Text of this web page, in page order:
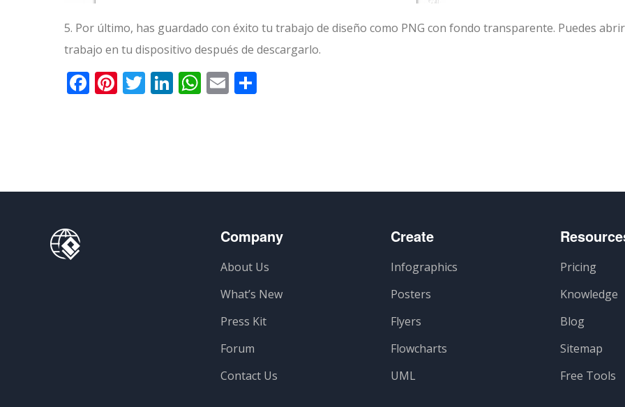
5. Por último, has guardado con éxito tu trabajo de diseño como PNG con fondo transparente. Puedes
trabajo en tu dispositivo después de descargarlo.
Facebook
Pinterest
Twitter
LinkedIn
WhatsApp
Email
Company
About Us
What’s New
Press Kit
Forum
Contact Us
Create
Infographics
Posters
Flyers
Flowcharts
UML
Pricing
Knowledge
Blog
Sitemap
Free Tools